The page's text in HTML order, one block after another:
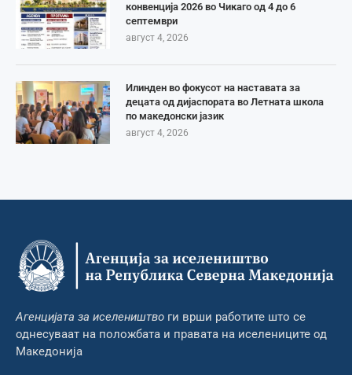
конвенција 2026 во Чикаго од 4 до 6
септември
август 4, 2026
Илинден во фокусот на наставата за
децата од дијаспората во Летната школа
по македонски јазик
август 4, 2026
Агенцијата за иселеништво ги врши работите што се
однесуваат на положбата и правата на иселениците од
Македонија